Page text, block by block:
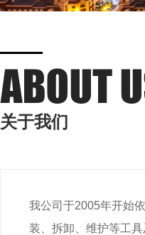
关于我们
我公司于2005年开始
装、拆卸、维护等工